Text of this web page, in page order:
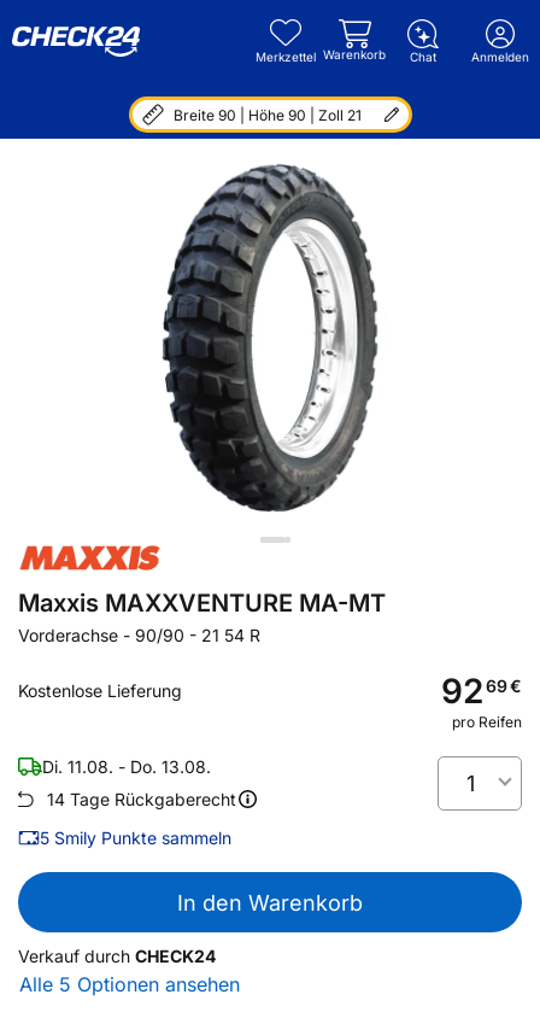
Merkzettel Warenkorb Chat Anmelden
Breite 90 | Höhe 90 | Zoll 21
Maxxis MAXXVENTURE MA-MT
Vorderachse - 90/90 - 21 54 R
Kostenlose Lieferung 9269€
pro Reifen
Di. 11.08. - Do. 13.08.
14 Tage Rückgaberecht
5 Smily Punkte sammeln
1
In den Warenkorb
Verkauf durch CHECK24
Alle 5 Optionen ansehen